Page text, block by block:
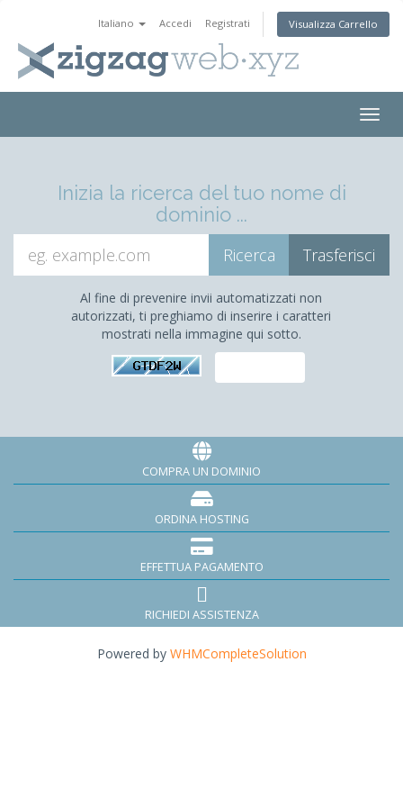
Italiano Accedi Registrati Visualizza Carrello
Inizia la ricerca del tuo nome di
dominio ...
Al fine di prevenire invii automatizzati non
autorizzati, ti preghiamo di inserire i caratteri
mostrati nella immagine qui sotto.
COMPRA UN DOMINIO
ORDINA HOSTING
EFFETTUA PAGAMENTO
RICHIEDI ASSISTENZA
Powered by WHMCompleteSolution